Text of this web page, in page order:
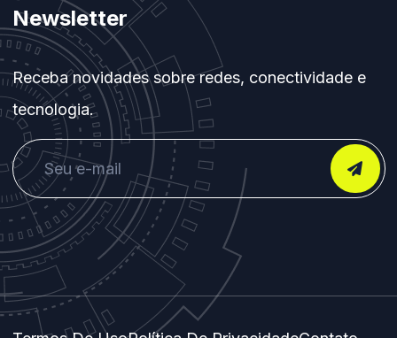
Newsletter
Receba novidades sobre redes, conectividade e
tecnologia.